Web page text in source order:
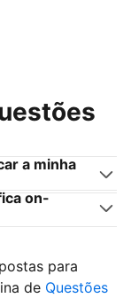
a minha
on-
para
de Questões